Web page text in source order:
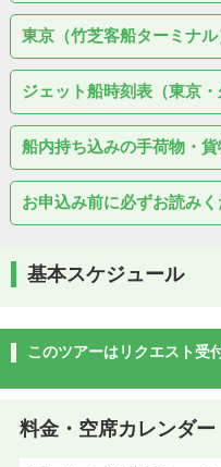
東京（竹芝客船ターミナ
ジェット船時刻表（東京・
船内持ち込みの手荷物・
お申込み前に必ずお読みく
基本スケジュール
このツアーはリクエスト受
料金・空席カレンダー